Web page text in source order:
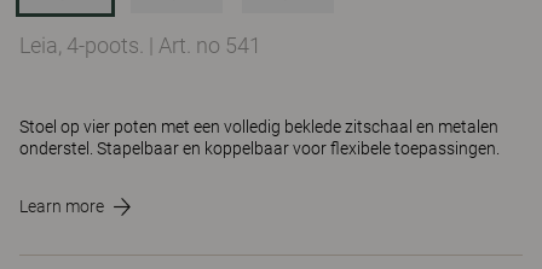
Leia, 4-poots. | Art. no 541
Stoel op vier poten met een volledig beklede zitschaal en metalen
onderstel. Stapelbaar en koppelbaar voor flexibele toepassingen.
Learn more